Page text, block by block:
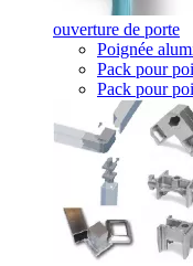
ouverture de porte
Poignée
Pack pour
Pack pour